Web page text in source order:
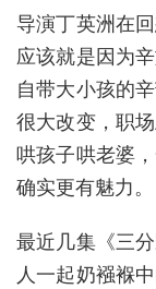
导演丁英洲在
应该就是因为
自带大小孩的
很大改变，职
哄孩子哄老婆
确实更有魅力。
最近几集《三
人一起奶襁褓